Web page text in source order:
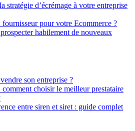
stratégie d’écrémage à votre entreprise
pour votre Ecommerce ?
habilement de nouveaux
son entreprise ?
choisir le meilleur prestataire
entre siren et siret : guide complet